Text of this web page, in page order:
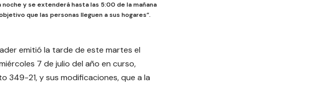
y se extenderá hasta las 5:00 de la mañana
que las personas lleguen a sus hogares”.
emitió la tarde de este martes el
7 de julio del año en curso,
349-21, y sus modificaciones, que a la